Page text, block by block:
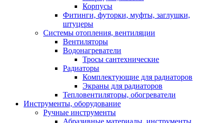
Корпусы
Фитинги, футорки, муфты, заглушки,
штуцеры
Системы отопления, вентиляции
Вентиляторы
Водонагреватели
Тросы сантехнические
Радиаторы
Комплектующие для радиаторов
Экраны для радиаторов
Тепловентиляторы, обогреватели
Инструменты, оборудование
Ручные инструменты
Абразивные материалы, инструменты